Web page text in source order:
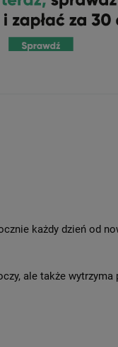
każdy dzień od
ale także wytrzyma